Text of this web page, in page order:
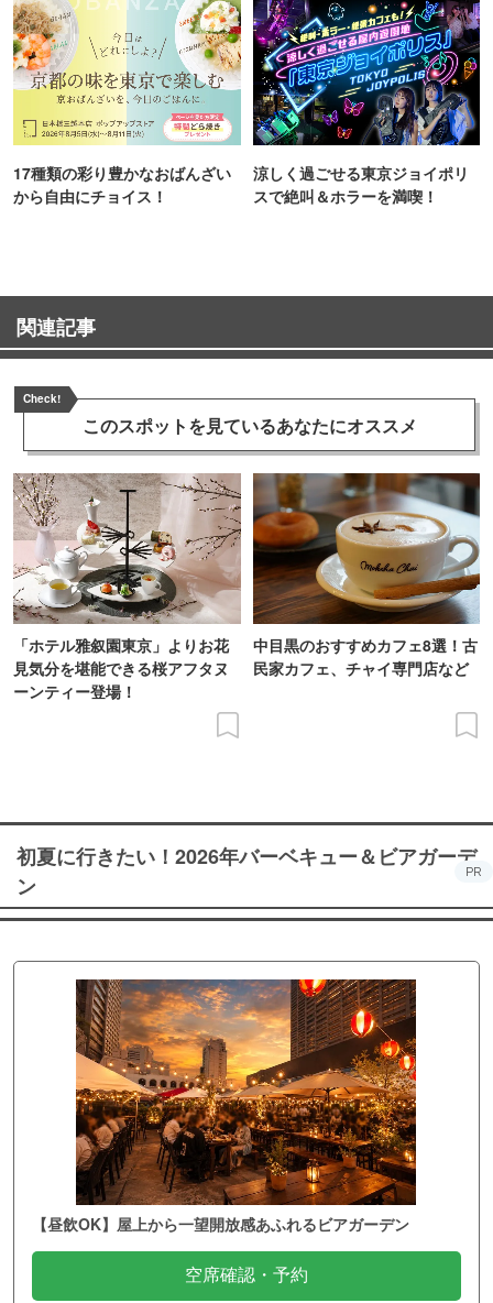
17種類の彩り豊かなおばんざい
から自由にチョイス！
涼しく過ごせる東京ジョイポリ
スで絶叫＆ホラーを満喫！
関連記事
Check!
このスポットを見ているあなたにオススメ
「ホテル雅叙園東京」よりお花
見気分を堪能できる桜アフタヌ
ーンティー登場！
中目黒のおすすめカフェ8選！古
民家カフェ、チャイ専門店など
初夏に行きたい！2026年バーベキュー＆ビアガーデ
ン
PR
【昼飲OK】屋上から一望開放感あふれるビアガーデン
空席確認・予約